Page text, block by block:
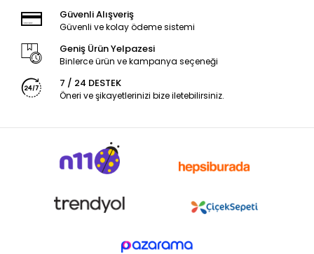
Güvenli Alışveriş
Güvenli ve kolay ödeme sistemi
Geniş Ürün Yelpazesi
Binlerce ürün ve kampanya seçeneği
7 / 24 DESTEK
Öneri ve şikayetlerinizi bize iletebilirsiniz.